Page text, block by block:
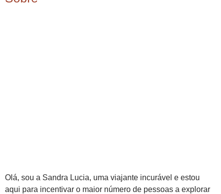
Olá, sou a Sandra Lucia, uma viajante incurável e estou
aqui para incentivar o maior número de pessoas a explorar